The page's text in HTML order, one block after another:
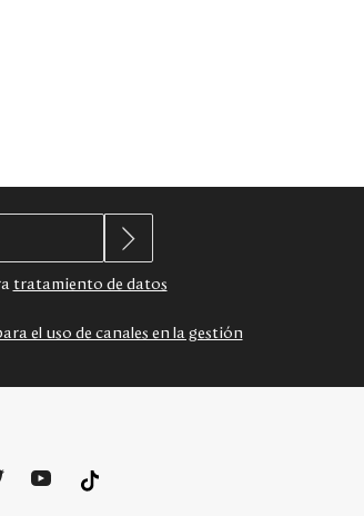
tratamiento de datos
el uso de canales en la gestión